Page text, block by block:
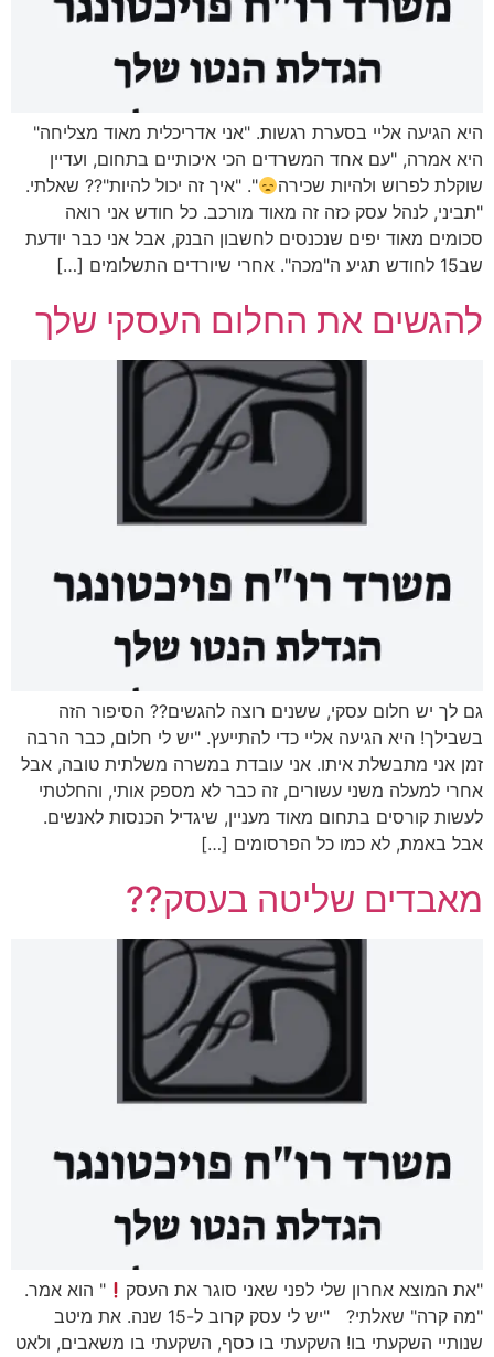
היא הגיעה אליי בסערת רגשות. "אני אדריכלית מאוד מצליחה"
היא אמרה, "עם אחד המשרדים הכי איכותיים בתחום, ועדיין
שוקלת לפרוש ולהיות שכירה
". "איך זה יכול להיות"?? שאלתי.
"תביני, לנהל עסק כזה זה מאוד מורכב. כל חודש אני רואה
סכומים מאוד יפים שנכנסים לחשבון הבנק, אבל אני כבר יודעת
שב15 לחודש תגיע ה"מכה". אחרי שיורדים התשלומים […]
להגשים את החלום העסקי שלך
גם לך יש חלום עסקי, ששנים רוצה להגשים?? הסיפור הזה
בשבילך! היא הגיעה אליי כדי להתייעץ. "יש לי חלום, כבר הרבה
זמן אני מתבשלת איתו. אני עובדת במשרה משלתית טובה, אבל
אחרי למעלה משני עשורים, זה כבר לא מספק אותי, והחלטתי
לעשות קורסים בתחום מאוד מעניין, שיגדיל הכנסות לאנשים.
אבל באמת, לא כמו כל הפרסומים […]
מאבדים שליטה בעסק??
"את המוצא אחרון שלי לפני שאני סוגר את העסק
" הוא אמר.
"מה קרה" שאלתי? "יש לי עסק קרוב ל-15 שנה. את מיטב
שנותיי השקעתי בו! השקעתי בו כסף, השקעתי בו משאבים, ולאט